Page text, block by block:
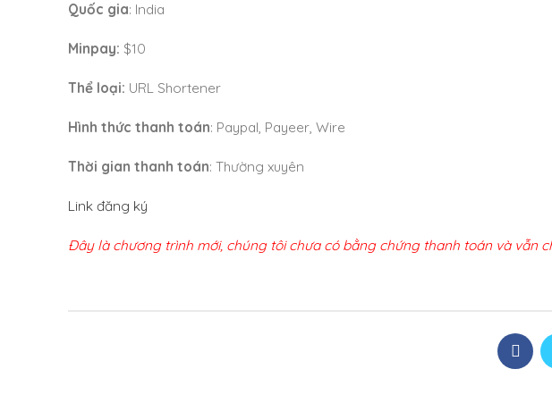
Quốc gia: India
Minpay: $10
Thể loại: URL Shortener
Hình thức thanh toán: Paypal, Payeer, Wire
Thời gian thanh toán: Thường xuyên
Link đăng ký
Đây là chương trình mới, chúng tôi chưa có bằng chứng thanh toán và vẫn